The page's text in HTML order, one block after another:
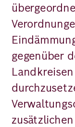
gegenüber